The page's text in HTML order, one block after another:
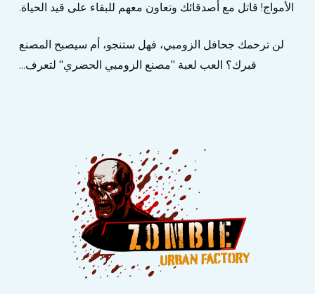
الأمواج! قاتل مع أصدقائك وتعاون معهم للبقاء على قيد الحياة.
لن ترحمك جحافل الزومبي، فهل ستنجو، أم سيصبح المصنع
قبرك؟ العب لعبة "مصنع الزومبي الحضري" لتعرف...